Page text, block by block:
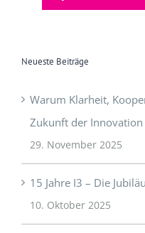
Neueste Beiträge
Warum Klarheit,
Zukunft der
29. November 2025
15 Jahre I3 – Die
10. Oktober 2025